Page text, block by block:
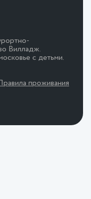
Вилладж.
с детьми.
проживания